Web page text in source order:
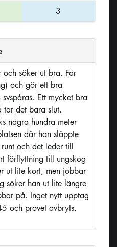
3
söker ut bra. Får
och gör ett bra
Ett mycket bra
tar det bara slut.
några hundra meter
där han släppte
och det leder till
förflyttning till ungskog
ut lite kort, men jobbar
söker han ut lite längre
på. Inget nytt upptag
och provet avbryts.